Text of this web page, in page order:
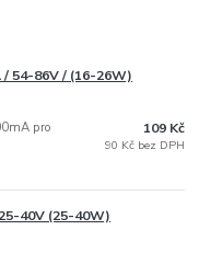
54-86V / (16-26W)
pro
109 Kč
90 Kč bez DPH
40V (25-40W)